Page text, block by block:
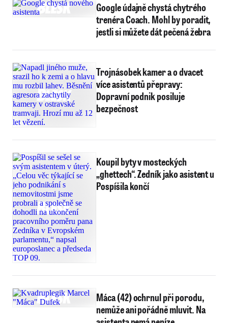
Google údajně chystá chytrého
trenéra Coach. Mohl by poradit,
jestli si můžete dát pečená žebra
Trojnásobek kamer a o dvacet
více asistentů přepravy:
Dopravní podnik posiluje
bezpečnost
Koupil byty v mosteckých
„ghettech“. Zedník jako asistent u
Pospíšila končí
Máca (42) ochrnul při porodu,
nemůže ani pořádně mluvit. Na